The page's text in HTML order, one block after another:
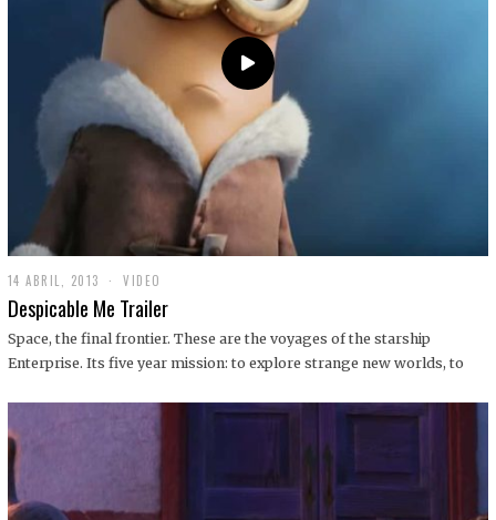
14 ABRIL, 2013
9
D
C
I
1
VIDEO
Despicable Me Trailer
Space, the final frontier. These are the voyages of the starship
Enterprise. Its five year mission: to explore strange new worlds, to